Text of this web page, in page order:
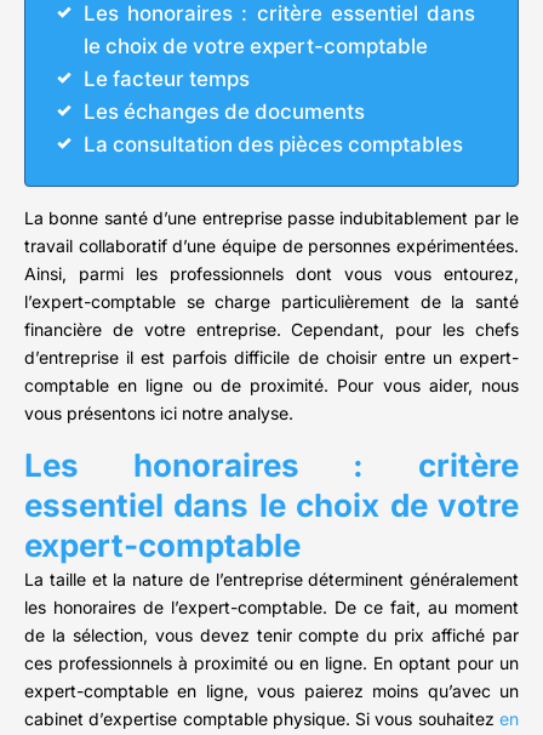
Les honoraires : critère essentiel dans
le choix de votre expert-comptable
Le facteur temps
Les échanges de documents
La consultation des pièces comptables
La bonne santé d’une entreprise passe indubitablement par le
travail collaboratif d’une équipe de personnes expérimentées.
Ainsi, parmi les professionnels dont vous vous entourez,
l’expert-comptable se charge particulièrement de la santé
financière de votre entreprise. Cependant, pour les chefs
d’entreprise il est parfois difficile de choisir entre un expert-
comptable en ligne ou de proximité. Pour vous aider, nous
vous présentons ici notre analyse.
Les honoraires : critère
essentiel dans le choix de votre
expert-comptable
La taille et la nature de l’entreprise déterminent généralement
les honoraires de l’expert-comptable. De ce fait, au moment
de la sélection, vous devez tenir compte du prix affiché par
ces professionnels à proximité ou en ligne. En optant pour un
expert-comptable en ligne, vous paierez moins qu’avec un
cabinet d’expertise comptable physique. Si vous souhaitez en